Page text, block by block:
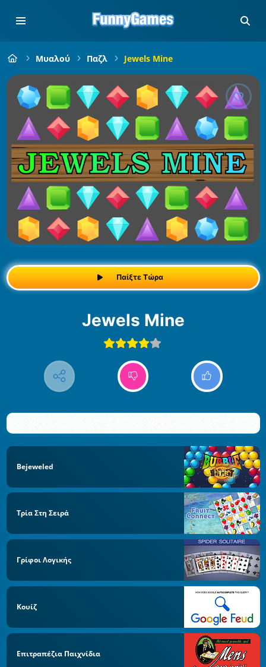
Μυαλού Παζλ Jewels Mine
Παίξτε Τώρα
Jewels Mine
Bejeweled
Τρία Στη Σειρά
Γρίφοι Λογικής
Κουίζ
Επιτραπέζια Παιχνίδια